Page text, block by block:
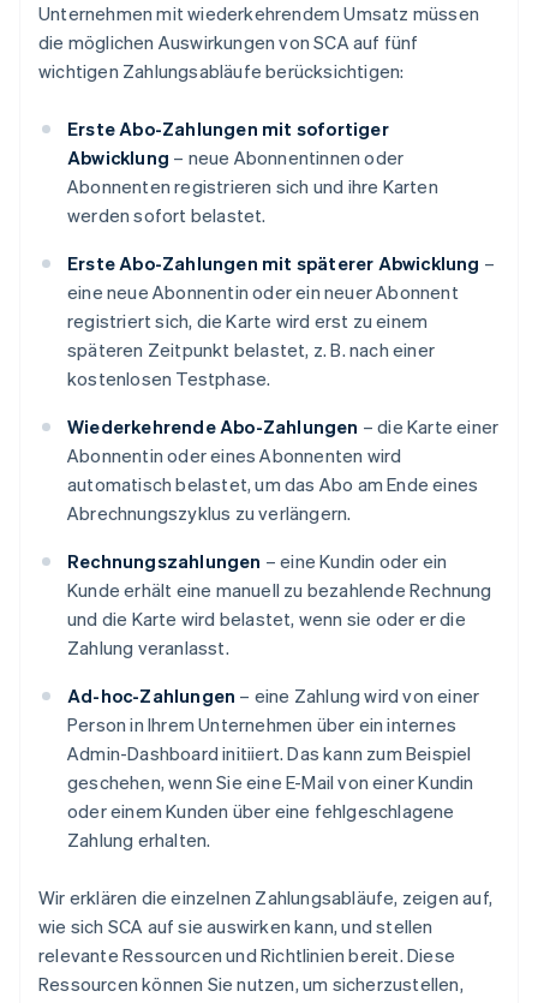
Unternehmen mit wiederkehrendem Umsatz müssen
die möglichen Auswirkungen von SCA auf fünf
wichtigen Zahlungsabläufe berücksichtigen:
Erste Abo-Zahlungen mit sofortiger
Abwicklung – neue Abonnentinnen oder
Abonnenten registrieren sich und ihre Karten
werden sofort belastet.
Erste Abo-Zahlungen mit späterer Abwicklung –
eine neue Abonnentin oder ein neuer Abonnent
registriert sich, die Karte wird erst zu einem
späteren Zeitpunkt belastet, z. B. nach einer
kostenlosen Testphase.
Wiederkehrende Abo-Zahlungen – die Karte einer
Abonnentin oder eines Abonnenten wird
automatisch belastet, um das Abo am Ende eines
Abrechnungszyklus zu verlängern.
Rechnungszahlungen – eine Kundin oder ein
Kunde erhält eine manuell zu bezahlende Rechnung
und die Karte wird belastet, wenn sie oder er die
Zahlung veranlasst.
Ad-hoc-Zahlungen – eine Zahlung wird von einer
Person in Ihrem Unternehmen über ein internes
Admin-Dashboard initiiert. Das kann zum Beispiel
geschehen, wenn Sie eine E-Mail von einer Kundin
oder einem Kunden über eine fehlgeschlagene
Zahlung erhalten.
Wir erklären die einzelnen Zahlungsabläufe, zeigen auf,
wie sich SCA auf sie auswirken kann, und stellen
relevante Ressourcen und Richtlinien bereit. Diese
Ressourcen können Sie nutzen, um sicherzustellen,